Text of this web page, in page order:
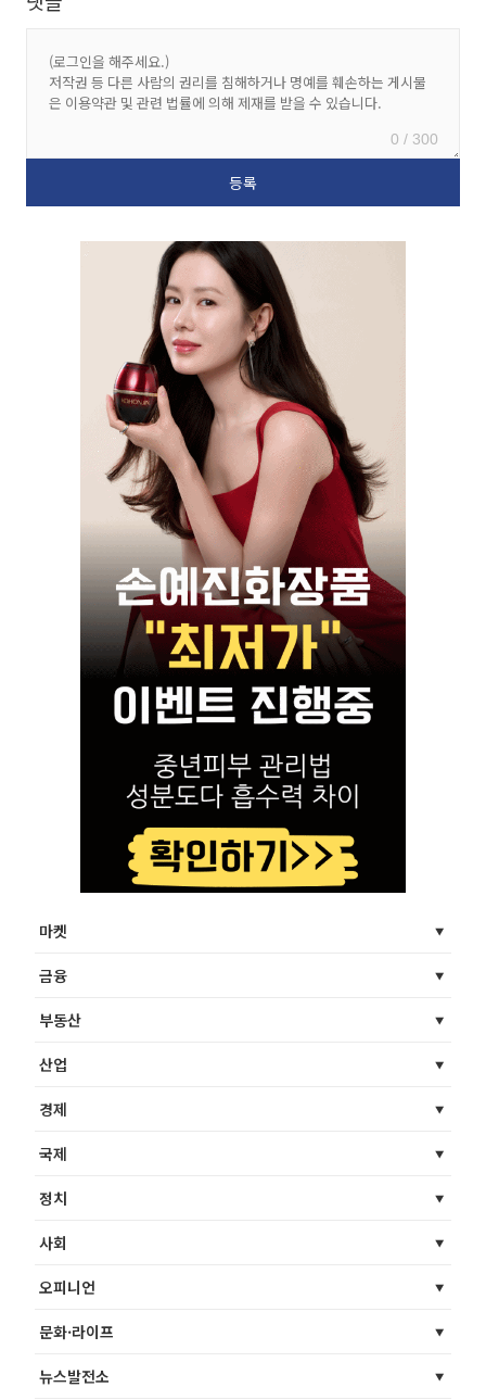
0 / 300
마켓
금융
부동산
산업
경제
국제
정치
사회
오피니언
문화·라이프
뉴스발전소